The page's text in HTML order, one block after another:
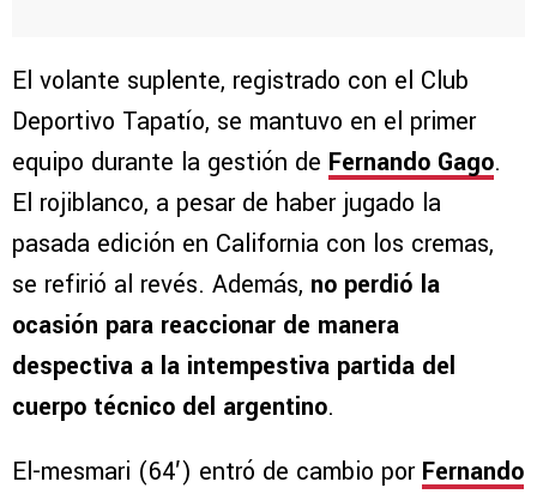
El volante suplente, registrado con el Club
Deportivo Tapatío, se mantuvo en el primer
equipo durante la gestión de Fernando Gago.
El rojiblanco, a pesar de haber jugado la
pasada edición en California con los cremas,
se refirió al revés. Además, no perdió la
ocasión para reaccionar de manera
despectiva a la intempestiva partida del
cuerpo técnico del argentino.
El-mesmari (64′) entró de cambio por Fernando